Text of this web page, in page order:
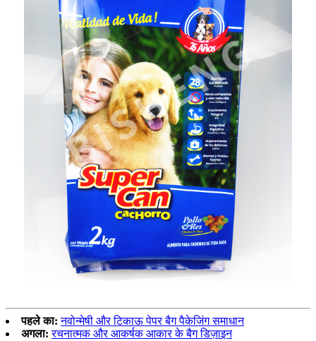
पहले का: नवोन्मेषी और टिकाऊ पेपर बैग पैकेजिंग समाधान
अगला: रचनात्मक और आकर्षक आकार के बैग डिज़ाइन